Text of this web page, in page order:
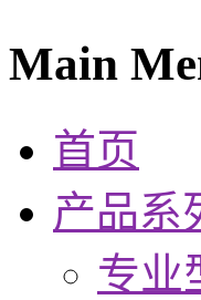
Main
首页
产品系
专业